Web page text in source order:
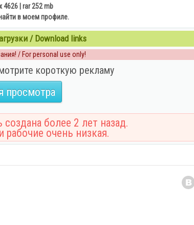
4626 | rar 252 mb
в моем профиле.
/ Download links
/ For personal use only!
короткую рекламу
просмотра
более 2 лет назад.
очень низкая.